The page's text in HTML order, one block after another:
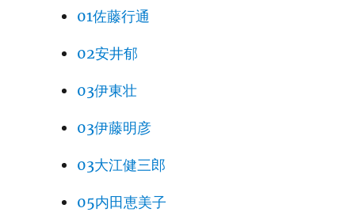
01佐藤行通
02安井郁
03伊東壮
03伊藤明彦
03大江健三郎
05内田恵美子